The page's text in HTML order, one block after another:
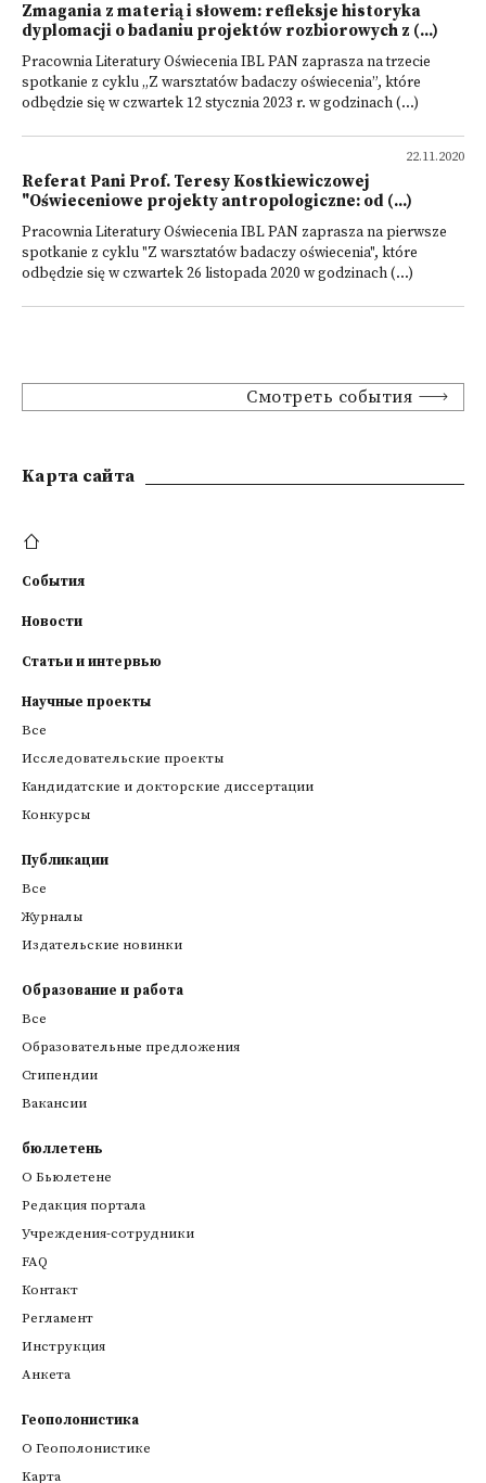
Zmagania z materią i słowem: refleksje historyka
dyplomacji o badaniu projektów rozbiorowych z (...)
Pracownia Literatury Oświecenia IBL PAN zaprasza na trzecie
spotkanie z cyklu „Z warsztatów badaczy oświecenia”, które
odbędzie się w czwartek 12 stycznia 2023 r. w godzinach (...)
22.11.2020
Referat Pani Prof. Teresy Kostkiewiczowej
"Oświeceniowe projekty antropologiczne: od (...)
Pracownia Literatury Oświecenia IBL PAN zaprasza na pierwsze
spotkanie z cyklu "Z warsztatów badaczy oświecenia", które
odbędzie się w czwartek 26 listopada 2020 w godzinach (...)
Смотреть события
Kарта сайта
События
Новости
Статьи и интервью
Научные проекты
Все
Исследовательские проекты
Кандидатские и докторские диссертации
Конкурсы
Публикации
Все
Журналы
Издательские новинки
Образование и работа
Все
Образовательные предложения
Стипендии
Вакансии
бюллетень
О Бьюлетене
Редакция портала
Учреждения-сотрудники
FAQ
Контакт
Регламент
Инструкция
Анкета
Геополонистика
О Геополонистике
Kарта